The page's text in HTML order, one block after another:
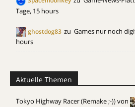
Tage, 15 hours
ghostdog83 zu Games nur noch
hours
Aktuelle Themen
Tokyo Highway Racer (Remake ;-))von